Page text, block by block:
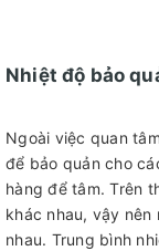
Nhiệt độ bảo
Ngoài việc quan
để bảo quản cho
hàng để tâm. Trên
khác nhau, vậy
nhau. Trung bình